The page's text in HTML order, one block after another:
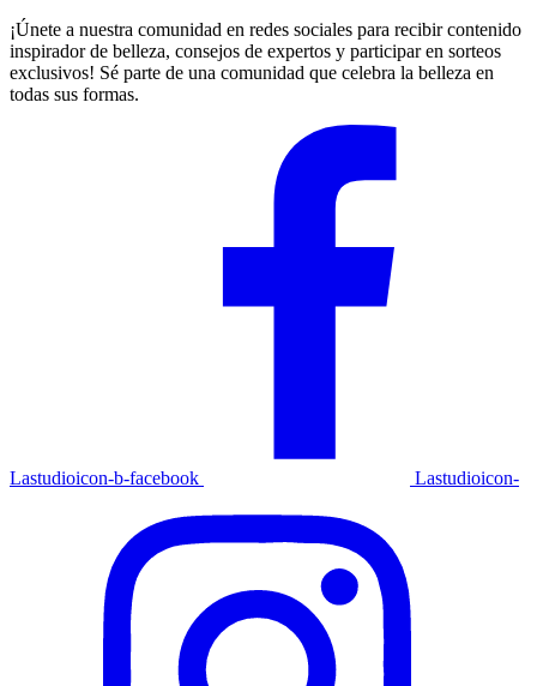
¡Únete a nuestra comunidad en redes sociales para recibir contenido
inspirador de belleza, consejos de expertos y participar en sorteos
exclusivos! Sé parte de una comunidad que celebra la belleza en
todas sus formas.
Lastudioicon-b-facebook Lastudioicon-